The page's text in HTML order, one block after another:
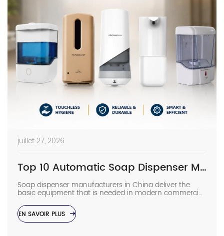
juillet 27, 2026
Top 10 Automatic Soap Dispenser Manufacturers in China
Soap dispenser manufacturers in China deliver the
basic equipment that is needed in modern commercial
bathrooms where hygiene stands first and foremost. In
places such as airports, even a failure of one sensor
causes the soap to run out and makes the floor
slippery right away. The choice of suppliers depending
EN SAVOIR PLUS